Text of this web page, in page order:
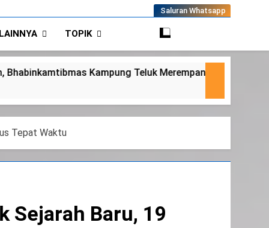
Saluran Whatsapp
TOPIK
Tinjau Tanaman Jagung Waga
Tepat Waktu
Sejarah Baru, 19